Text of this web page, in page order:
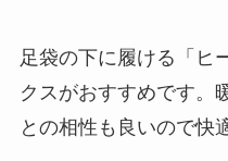
足袋の下に履ける「ヒ
クスがおすすめです。
との相性も良いので快